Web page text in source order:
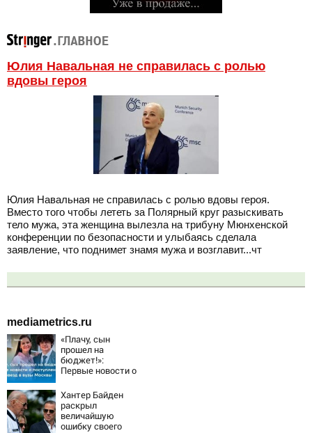
Юлия Навальная не справилась с ролью
вдовы героя
Юлия Навальная не справилась с ролью вдовы героя.
Вместо того чтобы лететь за Полярный круг разыскивать
тело мужа, эта женщина вылезла на трибуну Мюнхенской
конференции по безопасности и улыбаясь сделала
заявление, что поднимет знамя мужа и возглавит...чт
mediametrics.ru
«Плачу, сын
прошел на
бюджет!»:
Первые новости о
детей звезд в
вузы Москвы
Хантер Байден
раскрыл
величайшую
ошибку своего